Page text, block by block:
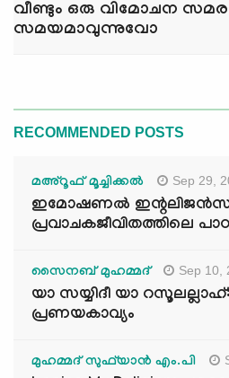
വീണ്ടും ഒരു വിമോചന
സമയമാവുന്നുവോ
RECOMMENDED POSTS
മഅ്റൂഫ് മൂച്ചിക്കല്‍ Sep 29,
ഇമോഷണൽ
പ്രവാചകജീവിതത്തിലെ
സൈനബ് മുഹമ്മദ് Sep 10,
യാ സയ്യിദീ യാ
പ്രണയകാവ്യം
മുഹമ്മദ് സുഫ്‌യാൻ എം.പി